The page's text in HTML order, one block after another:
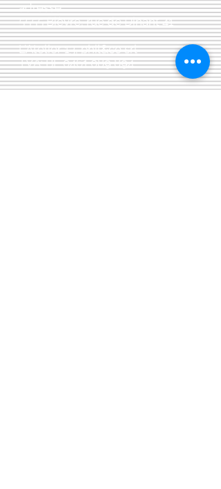
adresse:
5555 Bièvre, rue de Dinant 41
L'Atelier 13, phil&co srl
TVA: BE0461 089 894